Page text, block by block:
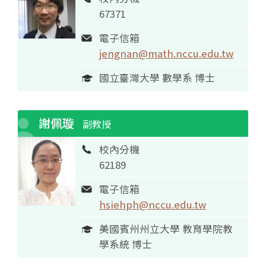
67371
電子信箱
jengnan@math.nccu.edu.tw
國立臺灣大學 數學系 博士
謝佩璇 副教授
校內分機
62189
電子信箱
hsiehph@nccu.edu.tw
美國賓州州立大學 教育學院教
學系統 博士